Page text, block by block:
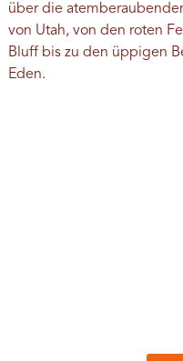
über die
von Utah, von den roten
Bluff bis zu den üppigen
Eden.